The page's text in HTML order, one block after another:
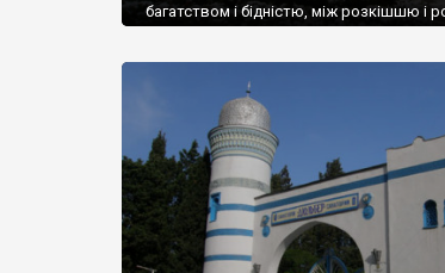
багатством і бідністю, між розкішшю і